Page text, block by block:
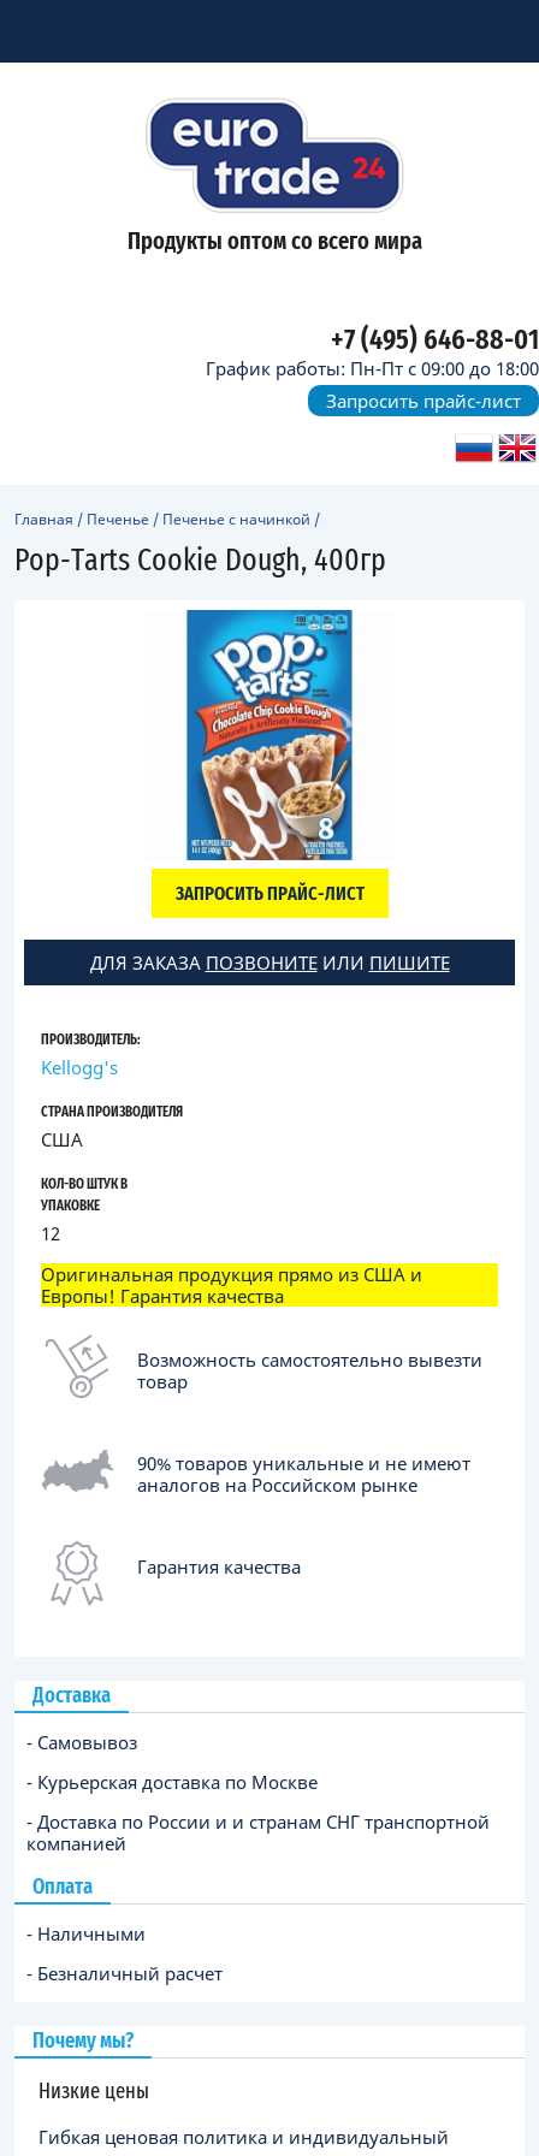
Продукты оптом со всего мира
+7 (495) 646-88-01
График работы: Пн-Пт с 09:00 до 18:00
Запросить прайс-лист
Главная / Печенье / Печенье с начинкой /
Pop-Tarts Cookie Dough, 400гр
ЗАПРОСИТЬ ПРАЙС-ЛИСТ
ДЛЯ ЗАКАЗА ПОЗВОНИТЕИЛИ ПИШИТЕ
ПРОИЗВОДИТЕЛЬ:
Kellogg's
СТРАНА ПРОИЗВОДИТЕЛЯ
США
КОЛ-ВО ШТУК В
УПАКОВКЕ
12
Оригинальная продукция прямо из США и
Европы! Гарантия качества
Возможность самостоятельно вывезти
товар
90% товаров уникальные и не имеют
аналогов на Российском рынке
Гарантия качества
Доставка
- Самовывоз
- Курьерская доставка по Москве
- Доставка по России и и странам СНГ транспортной
компанией
Оплата
- Наличными
- Безналичный расчет
Почему мы?
Низкие цены
Гибкая ценовая политика и индивидуальный